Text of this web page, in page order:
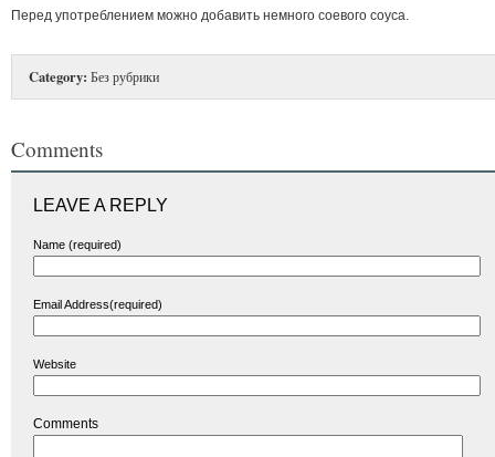
Перед употреблением можно добавить немного соевого соуса.
Category: Без рубрики
Comments
LEAVE A REPLY
Name (required)
Email Address(required)
Website
Comments